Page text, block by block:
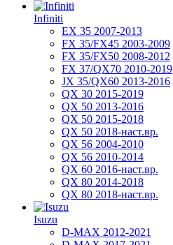
Infiniti
EX 35 2007-2013
FX 35/FX45 2003-2009
FX 35/FX50 2008-2012
FX 37/QX70 2010-2019
JX 35/QX60 2013-2016
QX 30 2015-2019
QX 50 2013-2016
QX 50 2015-2018
QX 50 2018-наст.вр.
QX 56 2004-2010
QX 56 2010-2014
QX 60 2016-наст.вр.
QX 80 2014-2018
QX 80 2018-наст.вр.
Isuzu
D-MAX 2012-2021